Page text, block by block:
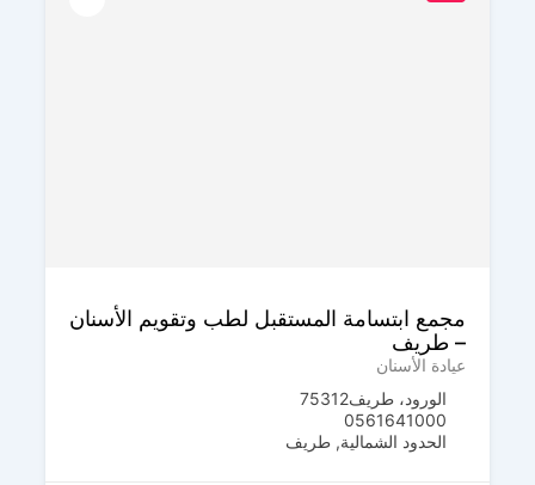
مجمع ابتسامة المستقبل لطب وتقويم الأسنان
– طريف
عيادة الأسنان
الورود، طريف‎ 75312
0561641000
الحدود الشمالية, طريف